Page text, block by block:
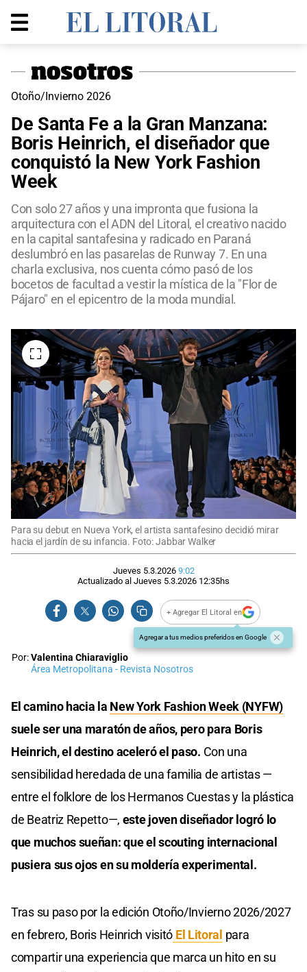
Otoño/Invierno 2026
De Santa Fe a la Gran Manzana:
Boris Heinrich, el diseñador que
conquistó la New York Fashion
Week
Con solo 27 años y una impronta que fusiona la
arquitectura con el ADN del Litoral, el creativo nacido
en la capital santafesina y radicado en Paraná
deslumbró en las pasarelas de Runway 7. En una
charla exclusiva, nos cuenta cómo pasó de los
bocetos de facultad a vestir la mística de la "Flor de
Pájaro" en el epicentro de la moda mundial.
Para su debut en Nueva York, el artista santafesino decidió mirar
hacia el jardín de su infancia. Foto: Jabbar Walker
Jueves 5.3.2026 9:02
Actualizado al Jueves 5.3.2026 12:35hs
+ Agregar El Litoral en
Agregar a tus medios preferidos en Google
Por:Valentina Chiaraviglio
Área Metropolitana - Revista Nosotros
El camino hacia la New York Fashion Week (NYFW)
suele ser una maratón de años, pero para Boris
Heinrich, el destino aceleró el paso. Con una
sensibilidad heredada de una familia de artistas —
entre el folklore de los Hermanos Cuestas y la plástica
de Beatriz Repetto—, este joven diseñador logró lo
que muchos sueñan: que el scouting internacional
pusiera sus ojos en su moldería experimental.
Tras su paso por la edición Otoño/Invierno 2026/2027
en febrero, Boris Heinrich visitó El Litoral para
compartir una experiencia que marca un hito en su